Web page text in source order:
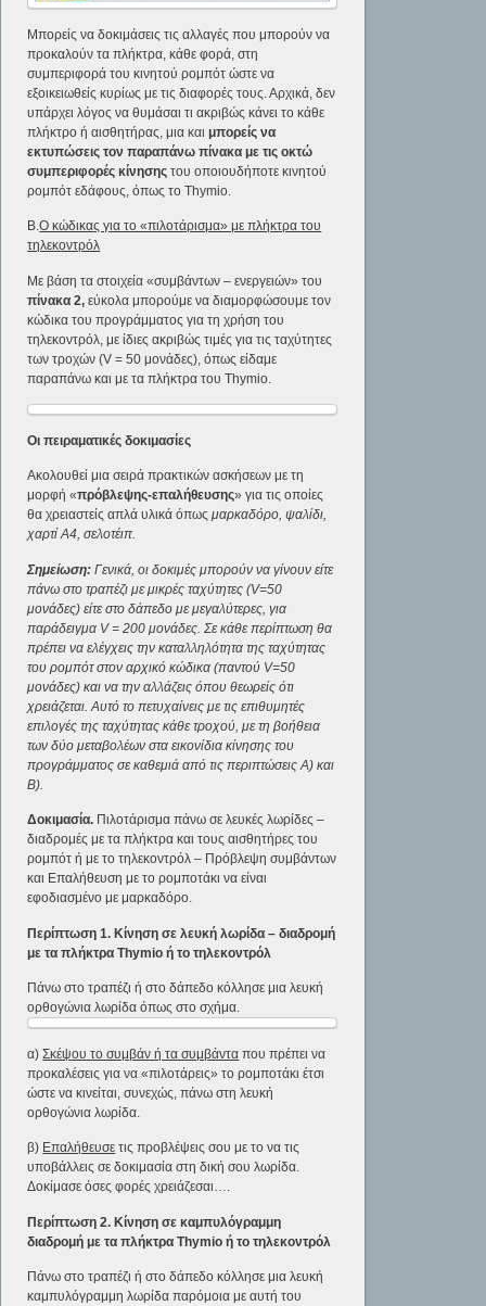
Μπορείς να δοκιμάσεις τις αλλαγές που μπορούν να
προκαλούν τα πλήκτρα, κάθε φορά, στη
συμπεριφορά του κινητού ρομπότ ώστε να
εξοικειωθείς κυρίως με τις διαφορές τους. Αρχικά, δεν
υπάρχει λόγος να θυμάσαι τι ακριβώς κάνει το κάθε
πλήκτρο ή αισθητήρας, μια καιμπορείς να
εκτυπώσεις τον παραπάνω πίνακα με τις οκτώ
συμπεριφορές κίνησηςτου οποιουδήποτε κινητού
ρομπότ εδάφους, όπως το Thymio.
Β.Ο κώδικας για το «πιλοτάρισμα» με πλήκτρα του
τηλεκοντρόλ
Με βάση τα στοιχεία «συμβάντων – ενεργειών» του
πίνακα 2, εύκολα μπορούμε να διαμορφώσουμε τον
κώδικα του προγράμματος για τη χρήση του
τηλεκοντρόλ, με ίδιες ακριβώς τιμές για τις ταχύτητες
των τροχών (V = 50 μονάδες), όπως είδαμε
παραπάνω και με τα πλήκτρα του Thymio.
Οι πειραματικές δοκιμασίες
Ακολουθεί μια σειρά πρακτικών ασκήσεων με τη
μορφή «πρόβλεψης-επαλήθευσης» για τις οποίες
θα χρειαστείς απλά υλικά όπωςμαρκαδόρο, ψαλίδι,
χαρτί Α4, σελοτέιπ.
Σημείωση: Γενικά, οι δοκιμές μπορούν να γίνουν είτε
πάνω στο τραπέζι με μικρές ταχύτητες (V=50
μονάδες) είτε στο δάπεδο με μεγαλύτερες, για
παράδειγμα V = 200 μονάδες. Σε κάθε περίπτωση θα
πρέπει να ελέγχεις την καταλληλότητα της ταχύτητας
του ρομπότ στον αρχικό κώδικα (παντού V=50
μονάδες) και να την αλλάζεις όπου θεωρείς ότι
χρειάζεται. Αυτό το πετυχαίνεις με τις επιθυμητές
επιλογές της ταχύτητας κάθε τροχού, με τη βοήθεια
των δύο μεταβολέων στα εικονίδια κίνησης του
προγράμματος σε καθεμιά από τις περιπτώσεις Α) και
Β).
Δοκιμασία. Πιλοτάρισμα πάνω σε λευκές λωρίδες –
διαδρομές με τα πλήκτρα και τους αισθητήρες του
ρομπότ ή με το τηλεκοντρόλ – Πρόβλεψη συμβάντων
και Επαλήθευση με το ρομποτάκι να είναι
εφοδιασμένο με μαρκαδόρο.
Περίπτωση 1. Κίνηση σε λευκή λωρίδα – διαδρομή
με τα πλήκτραThymio ή το τηλεκοντρόλ
Πάνω στο τραπέζι ή στο δάπεδο κόλλησε μια λευκή
ορθογώνια λωρίδα όπως στο σχήμα.
α)Σκέψου το συμβάν ή τα συμβάντα που πρέπει να
προκαλέσεις για να «πιλοτάρεις» το ρομποτάκι έτσι
ώστε να κινείται, συνεχώς, πάνω στη λευκή
ορθογώνια λωρίδα.
β) Επαλήθευσε τις προβλέψεις σου με το να τις
υποβάλλεις σε δοκιμασία στη δική σου λωρίδα.
Δοκίμασε όσες φορές χρειάζεσαι….
Περίπτωση 2. Κίνηση σε καμπυλόγραμμη
διαδρομή με τα πλήκτραThymio ή το τηλεκοντρόλ
Πάνω στο τραπέζι ή στο δάπεδο κόλλησε μια λευκή
καμπυλόγραμμη λωρίδα παρόμοια με αυτή του